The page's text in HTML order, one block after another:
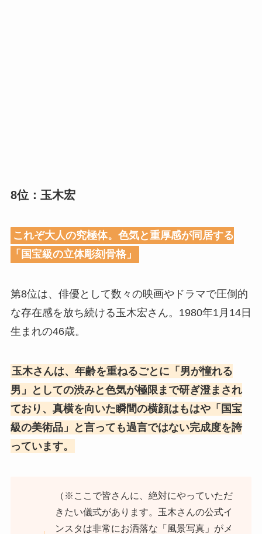
8位：玉木宏
これぞ大人の究極体。色気と重厚感が同居する
「国宝級の立体彫刻骨格」
第8位は、俳優として数々の映画やドラマで圧倒的
な存在感を放ち続ける玉木宏さん。1980年1月14日
生まれの46歳。
玉木さんは、年齢を重ねるごとに「男が憧れる
男」としての渋みと色気が極限まで研ぎ澄まされ
ており、真横を向いた瞬間の横顔はもはや「国宝
級の美術品」と言っても過言ではない完成度を誇
っています。
（※ここで皆さんに、絶対にやっていただ
きたい儀式があります。玉木さんの公式イ
ンスタは非常にお洒落な「風景写真」がメ